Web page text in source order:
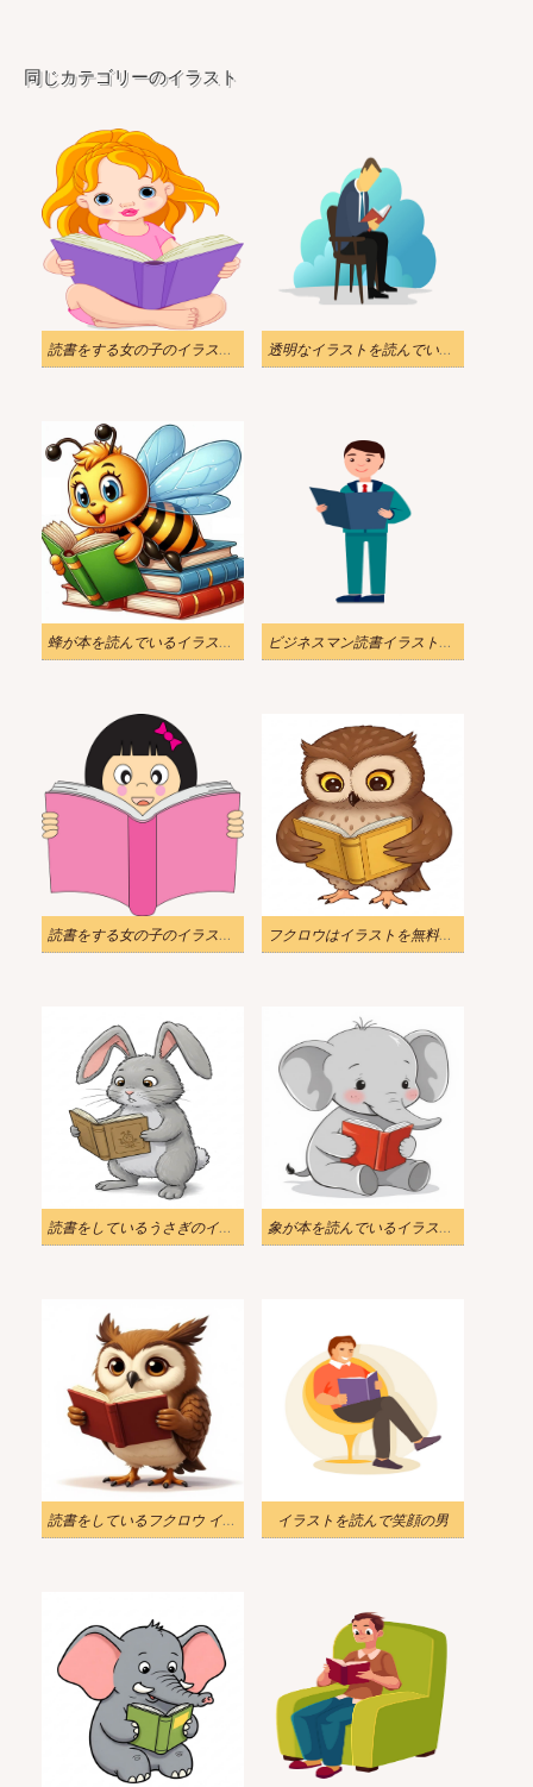
同じカテゴリーのイラスト
読書をする女の子のイラスト透明 透明なイラストを読んでいる男性
蜂が本を読んでいるイラストのダウンロード ビジネスマン読書イラスト透明
読書をする女の子のイラスト透明 フクロウはイラストを無料で読んでいます
読書をしているうさぎのイラストイメージ 象が本を読んでいるイラスト画像
読書をしているフクロウ イラスト画像 イラストを読んで笑顔の男